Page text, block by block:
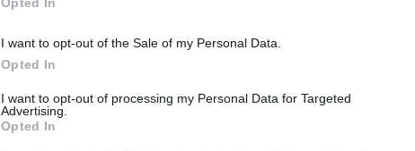
I want to opt-out of the Sale of my Personal Data.
Opted In
I want to opt-out of processing my Personal Data for Targeted
Advertising.
Opted In
riservati con Draghi